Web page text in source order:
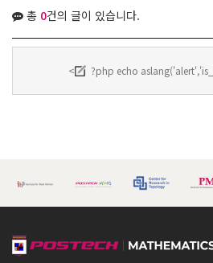
총 0건의 글이 있습니다.
< ?php echo